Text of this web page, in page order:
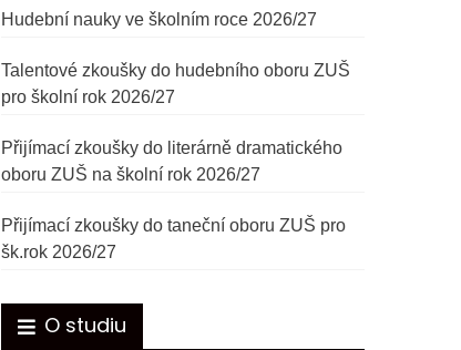
Hudební nauky ve školním roce 2026/27
Talentové zkoušky do hudebního oboru ZUŠ
pro školní rok 2026/27
Přijímací zkoušky do literárně dramatického
oboru ZUŠ na školní rok 2026/27
Přijímací zkoušky do taneční oboru ZUŠ pro
šk.rok 2026/27
O studiu